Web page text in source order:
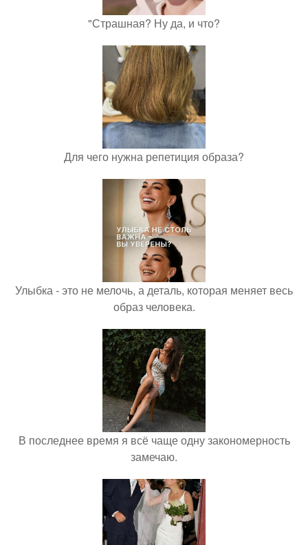
"Страшная? Ну да, и что?
Для чего нужна репетиция образа?
Улыбка - это не мелочь, а деталь, которая меняет весь
образ человека.
В последнее время я всё чаще одну закономерность
замечаю.